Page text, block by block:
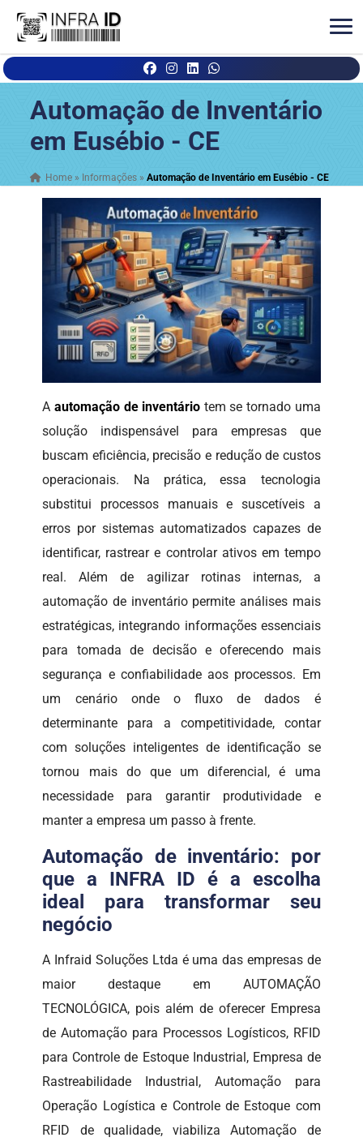
Automação de Inventário
em Eusébio - CE
Home » Informações »Automação de Inventário em Eusébio - CE
Aautomação de inventário tem se tornado uma
solução indispensável para empresas que
buscam eficiência, precisão e redução de custos
operacionais. Na prática, essa tecnologia
substitui processos manuais e suscetíveis a
erros por sistemas automatizados capazes de
identificar, rastrear e controlar ativos em tempo
real. Além de agilizar rotinas internas, a
automação de inventário permite análises mais
estratégicas, integrando informações essenciais
para tomada de decisão e oferecendo mais
segurança e confiabilidade aos processos. Em
um cenário onde o fluxo de dados é
determinante para a competitividade, contar
com soluções inteligentes de identificação se
tornou mais do que um diferencial, é uma
necessidade para garantir produtividade e
manter a empresa um passo à frente.
Automação de inventário: por
que a INFRA ID é a escolha
ideal para transformar seu
negócio
A Infraid Soluções Ltda é uma das empresas de
maior destaque em AUTOMAÇÃO
TECNOLÓGICA, pois além de oferecer Empresa
de Automação para Processos Logísticos, RFID
para Controle de Estoque Industrial, Empresa de
Rastreabilidade Industrial, Automação para
Operação Logística e Controle de Estoque com
RFID de qualidade, viabiliza Automação de